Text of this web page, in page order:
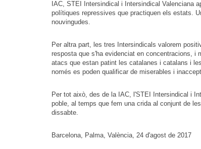
IAC, STEI Intersindical i Intersindical Valenciana
polítiques repressives que practiquen els estats.
nouvingudes.
Per altra part, les tres Intersindicals valorem
resposta que s'ha evidenciat en concentracions,
atacs que estan patint les catalanes i catalans i
només es poden qualificar de miserables i
Per tot això, des de la IAC, l'STEI Intersindical i
poble, al temps que fem una crida al conjunt de
dissabte.
Barcelona, Palma, València, 24 d'agost de 2017